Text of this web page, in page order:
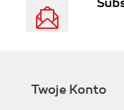
Twoje Konto